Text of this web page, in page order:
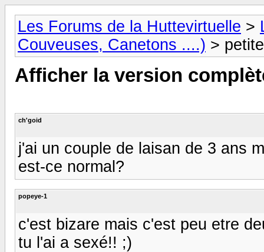
Les Forums de la Huttevirtuelle >
Couveuses, Canetons ....) >
Afficher la version
ch'goid
j'ai un couple de laisan de 3 ans
est-ce normal?
popeye-1
c'est bizare mais c'est peu etre
tu l'ai a sexé!! ;)